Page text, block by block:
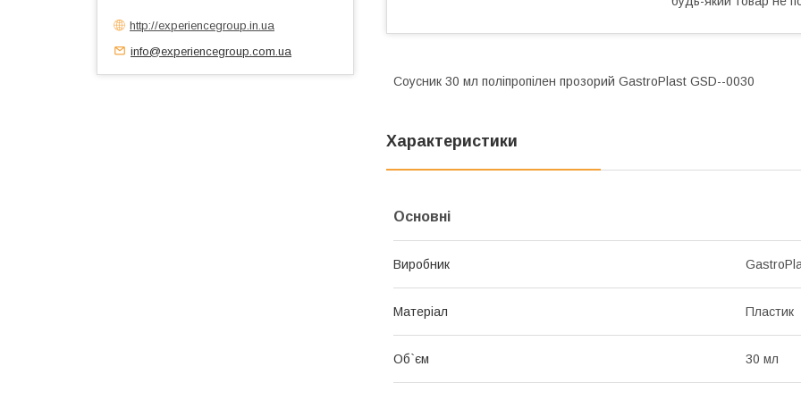
Соусник 30 мл поліпропілен прозорий GastroPlast GSD--0030
Характеристики
Основні
Виробник
Матеріал Пластик
Об`єм 30 мл
http://experiencegroup.in.ua
info@experiencegroup.com.ua